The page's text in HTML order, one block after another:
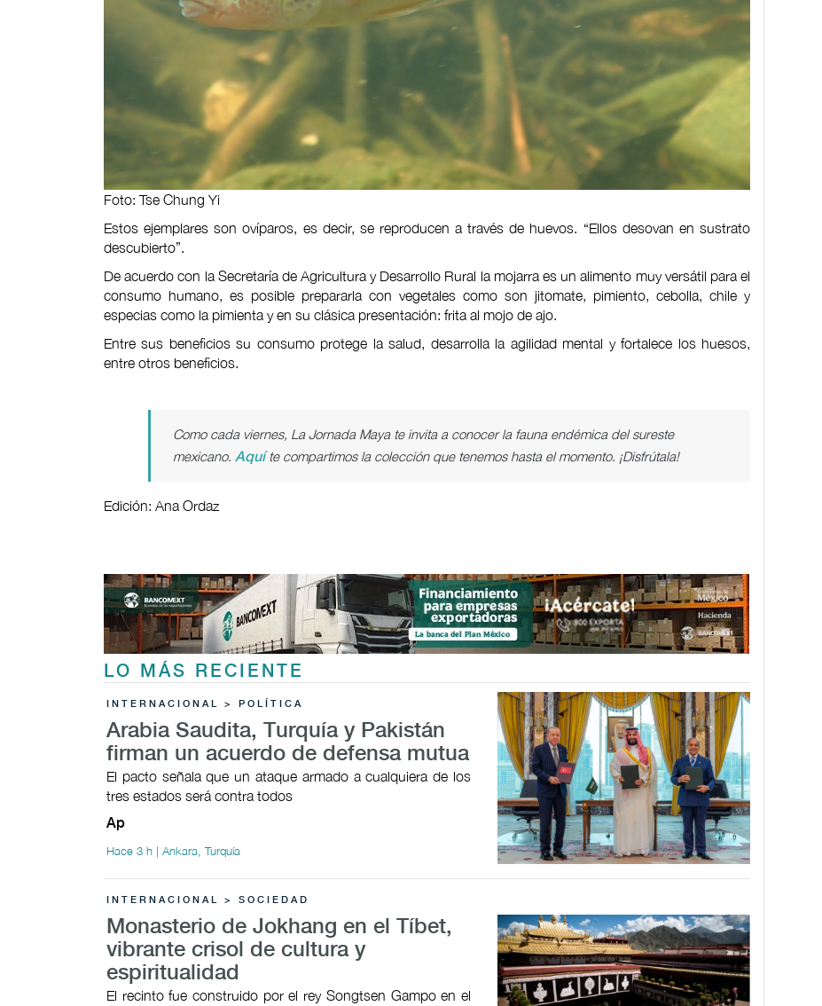
Foto: Tse Chung Yi
Estos ejemplares son ovíparos, es decir, se reproducen a través de huevos. “Ellos desovan en sustrato
descubierto”.
De acuerdo con la Secretaría de Agricultura y Desarrollo Rural la mojarra es un alimento muy versátil para el
consumo humano, es posible prepararla con vegetales como son jitomate, pimiento, cebolla, chile y
especias como la pimienta y en su clásica presentación: frita al mojo de ajo.
Entre sus beneficios su consumo protege la salud, desarrolla la agilidad mental y fortalece los huesos,
entre otros beneficios.
Como cada viernes, La Jornada Maya te invita a conocer la fauna endémica del sureste
mexicano. Aquíte compartimos la colección que tenemos hasta el momento. ¡Disfrútala!
Edición: Ana Ordaz
LO MÁS RECIENTE
INTERNACIONAL > POLÍTICA
Arabia Saudita, Turquía y Pakistán
firman un acuerdo de defensa mutua
El pacto señala que un ataque armado a cualquiera de los
tres estados será contra todos
Ap
Hace 3 h | Ankara, Turquía
INTERNACIONAL > SOCIEDAD
Monasterio de Jokhang en el Tíbet,
vibrante crisol de cultura y
espiritualidad
El recinto fue construido por el rey Songtsen Gampo en el